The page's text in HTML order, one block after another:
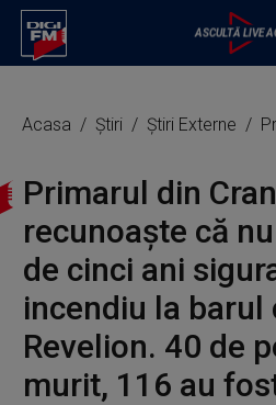
Acasa Știri Știri Externe Primarul
Primarul din
recunoaște că
de cinci ani
incendiu la barul
Revelion. 40 de
murit, 116 au